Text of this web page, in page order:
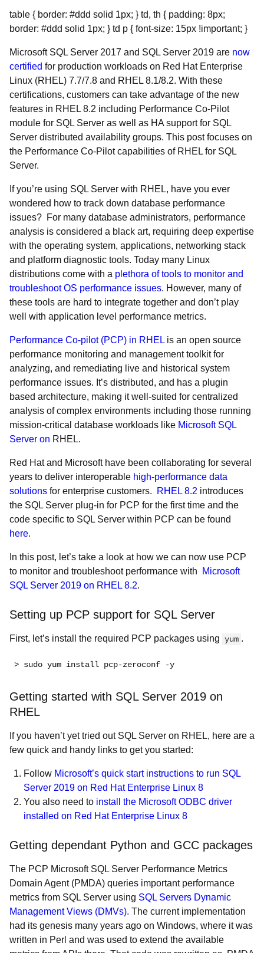
table { border: #ddd solid 1px; } td, th { padding: 8px;
border: #ddd solid 1px; } td p { font-size: 15px !important; }
Microsoft SQL Server 2017 and SQL Server 2019 are now
certified for production workloads on Red Hat Enterprise
Linux (RHEL) 7.7/7.8 and RHEL 8.1/8.2. With these
certifications, customers can take advantage of the new
features in RHEL 8.2 including Performance Co-Pilot
module for SQL Server as well as HA support for SQL
Server distributed availability groups. This post focuses on
the Performance Co-Pilot capabilities of RHEL for SQL
Server.
If you’re using SQL Server with RHEL, have you ever
wondered how to track down database performance
issues? For many database administrators, performance
analysis is considered a black art, requiring deep expertise
with the operating system, applications, networking stack
and platform diagnostic tools. Today many Linux
distributions come with a plethora of tools to monitor and
troubleshoot OS performance issues. However, many of
these tools are hard to integrate together and don’t play
well with application level performance metrics.
Performance Co-pilot (PCP) in RHEL is an open source
performance monitoring and management toolkit for
analyzing, and remediating live and historical system
performance issues. It’s distributed, and has a plugin
based architecture, making it well-suited for centralized
analysis of complex environments including those running
mission-critical database workloads like Microsoft SQL
Server on RHEL.
Red Hat and Microsoft have been collaborating for several
years to deliver interoperable high-performance data
solutions for enterprise customers. RHEL 8.2 introduces
the SQL Server plug-in for PCP for the first time and the
code specific to SQL Server within PCP can be found
here.
In this post, let’s take a look at how we can now use PCP
to monitor and troubleshoot performance with
Microsoft
SQL Server 2019 on RHEL 8.2.
Setting up PCP support for SQL Server
First, let’s install the required PCP packages using yum .
> sudo yum install pcp-zeroconf -y
Getting started with SQL Server 2019 on
RHEL
If you haven’t yet tried out SQL Server on RHEL, here are a
few quick and handy links to get you started:
Follow Microsoft’s quick start instructions to run SQL
Server 2019 on Red Hat Enterprise Linux 8
You also need to install the Microsoft ODBC driver
installed on Red Hat Enterprise Linux 8
Getting dependant Python and GCC packages
The PCP Microsoft SQL Server Performance Metrics
Domain Agent (PMDA) queries important performance
metrics from SQL Server using SQL Servers Dynamic
Management Views (DMVs). The current implementation
had its genesis many years ago on Windows, where it was
written in Perl and was used to extend the available